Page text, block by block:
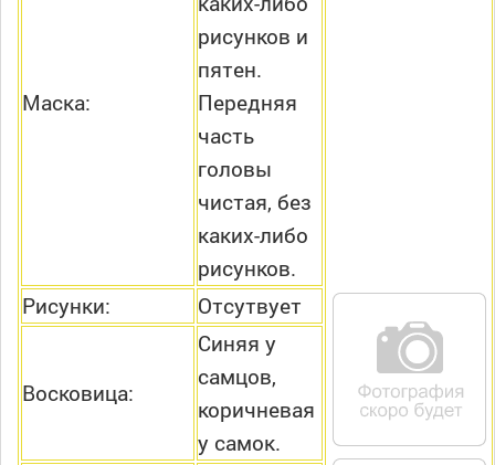
Маска:
рисунков и
пятен.
Передняя
часть
головы
чистая, без
каких-либо
рисунков.
Рисунки:
Отсутвует
Восковица:
Синяя у
самцов,
коричневая
у самок.